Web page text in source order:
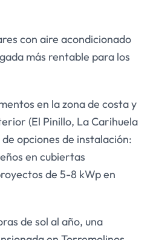
con aire acondicionado
más rentable para los
en la zona de costa y
(El Pinillo, La Carihuela
opciones de instalación:
en cubiertas
de 5-8 kWp en
de sol al año, una